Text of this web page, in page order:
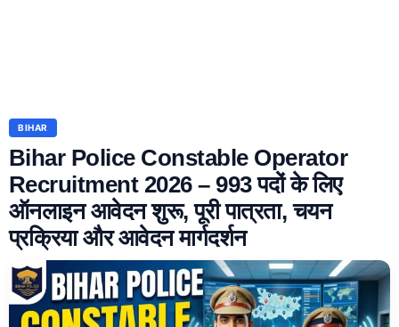
BIHAR
Bihar Police Constable Operator
Recruitment 2026 – 993 पदों के लिए
ऑनलाइन आवेदन शुरू, पूरी पात्रता, चयन
प्रक्रिया और आवेदन मार्गदर्शन